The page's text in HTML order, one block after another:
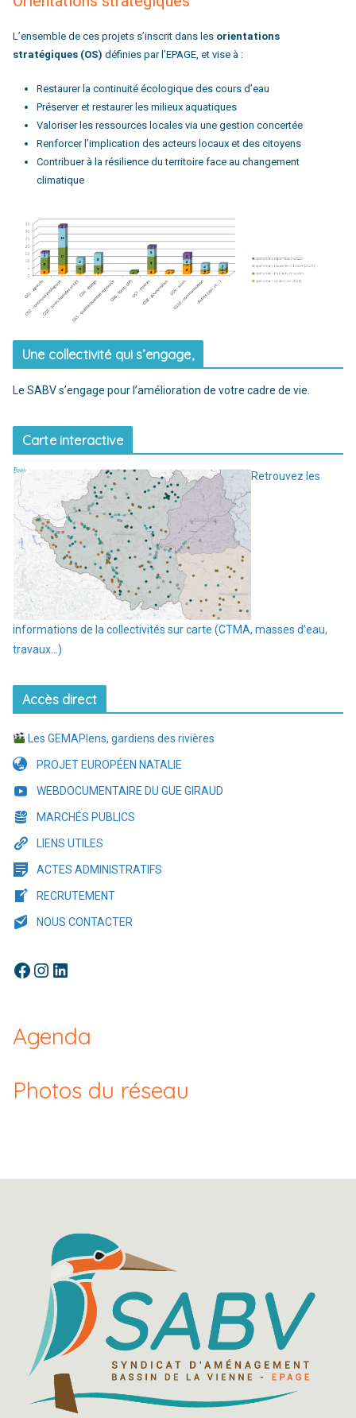
L’ensemble de ces projets s’inscrit dans les orientations
stratégiques (OS) définies par l’EPAGE, et vise à :
Restaurer la continuité écologique des cours d’eau
Préserver et restaurer les milieux aquatiques
Valoriser les ressources locales via une gestion concertée
Renforcer l’implication des acteurs locaux et des citoyens
Contribuer à la résilience du territoire face au changement
climatique
Une collectivité qui s’engage,
Le SABV s’engage pour l’amélioration de votre cadre de vie.
Carte interactive
Retrouvez les
informations de la collectivités sur carte (CTMA, masses d’eau,
travaux…)
Accès direct
Les GEMAPIens, gardiens des rivières
PROJET EUROPÉEN NATALIE
WEBDOCUMENTAIRE DU GUE GIRAUD
MARCHÉS PUBLICS
LIENS UTILES
ACTES ADMINISTRATIFS
RECRUTEMENT
NOUS CONTACTER
Facebook Instagram LinkedIn
Agenda
Photos du réseau